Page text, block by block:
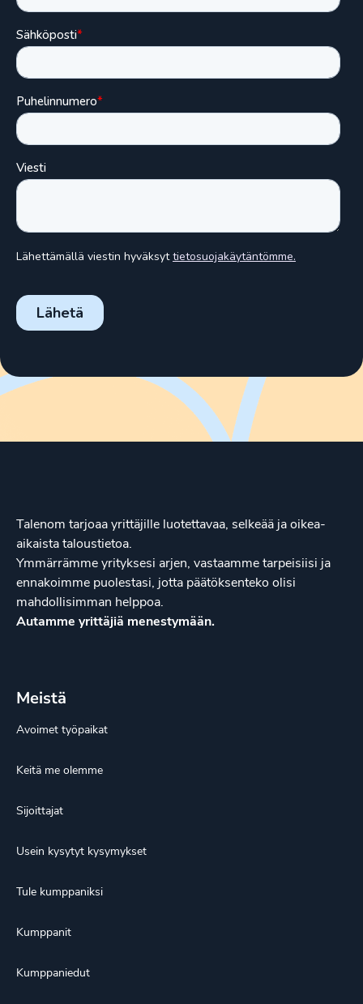
Talenom tarjoaa yrittäjille luotettavaa, selkeää ja oikea-
aikaista taloustietoa.
Ymmärrämme yrityksesi arjen, vastaamme tarpeisiisi ja
ennakoimme puolestasi, jotta päätöksenteko olisi
mahdollisimman helppoa.
Autamme yrittäjiä menestymään.
Meistä
Avoimet työpaikat
Keitä me olemme
Sijoittajat
Usein kysytyt kysymykset
Tule kumppaniksi
Kumppanit
Kumppaniedut